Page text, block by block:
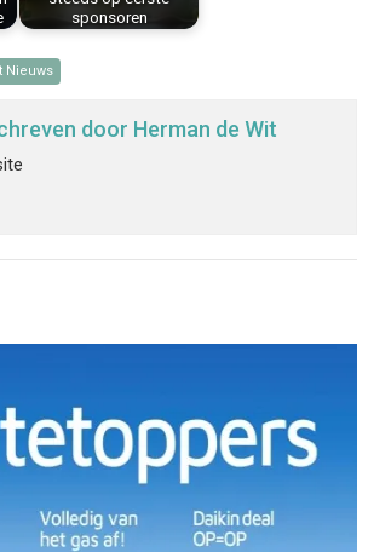
sponsoren
Nieuws
door Herman de Wit